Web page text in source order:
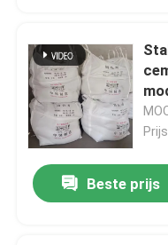
Over ons
Fabriekstocht
Kwaliteitscontrole
Beste prijs